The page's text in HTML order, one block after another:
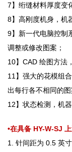
7】绗缝材料厚度变
8】高刚度机身，机
9】新一代电脑控制
调整或修改图案；
10】CAD 绘图方法
11】强大的花模组
出每行各不相同的图
12】状态检测，机
•在具备 HY-W-SJ
1. 针间距为 0.5 英